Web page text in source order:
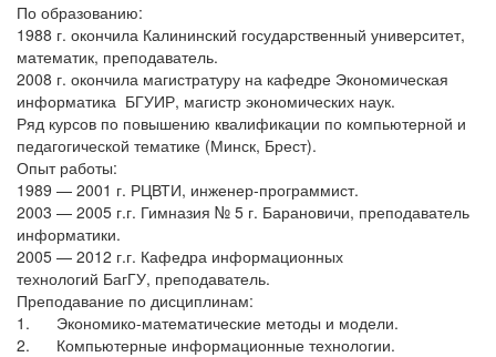
По образованию:
1988 г. окончила Калининский государственный университет,
математик, преподаватель.
2008 г. окончила магистратуру на кафедре Экономическая
информатика БГУИР, магистр экономических наук.
Ряд курсов по повышению квалификации по компьютерной и
педагогической тематике (Минск, Брест).
Опыт работы:
1989 — 2001 г. РЦВТИ, инженер-программист.
2003 — 2005 г.г. Гимназия № 5 г. Барановичи, преподаватель
информатики.
2005 — 2012 г.г. Кафедра информационных
технологий БагГУ, преподаватель.
Преподавание по дисциплинам:
1. Экономико-математические методы и модели.
2. Компьютерные информационные технологии.